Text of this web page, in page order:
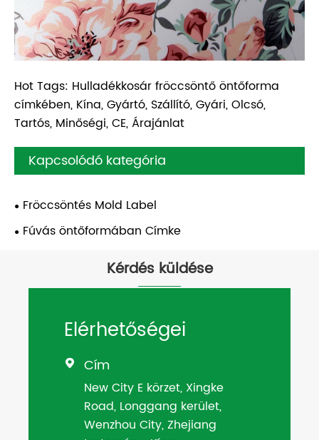
Hot Tags: Hulladékkosár fröccsöntő öntőforma
címkében, Kína, Gyártó, Szállító, Gyári, Olcsó,
Tartós, Minőségi, CE, Árajánlat
Kapcsolódó kategória
Fröccsöntés Mold Label
Fúvás öntőformában Címke
Kérdés küldése
Elérhetőségei
 Cím
New City E körzet, Xingke
Road, Longgang kerület,
Wenzhou City, Zhejiang